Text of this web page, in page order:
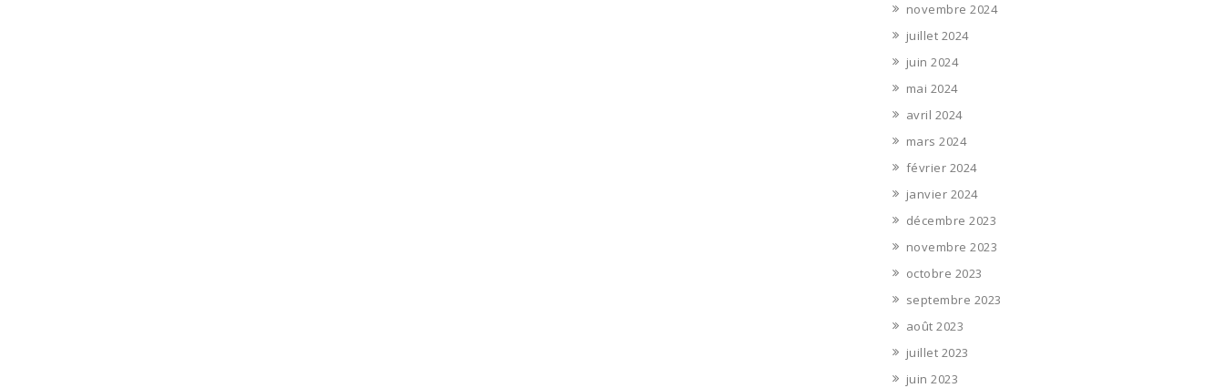
novembre 2024
juillet 2024
juin 2024
mai 2024
avril 2024
mars 2024
février 2024
janvier 2024
décembre 2023
novembre 2023
octobre 2023
septembre 2023
août 2023
juillet 2023
juin 2023